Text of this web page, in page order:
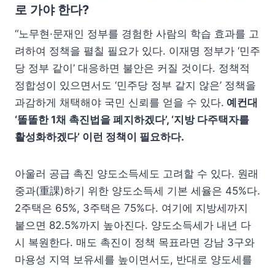
로 가야 한다?
“노무현·문재인 정부를 경험한 사람의 학습 효과를 고
려하여 정책을 펼칠 필요가 있다. 이재명 정부가 ‘민주
당 정부 같이’ 대응하면 불안은 커질 것이다. 정책적
정합성이 있으면서도 ‘민주당 정부 같지 않은’ 정책을
과감하게 채택해야 국민 신뢰를 얻을 수 있다. 예컨대
‘똘똘한 1채 촉진법을 폐지하겠다’, ‘지방 다주택자를
활성화하겠다’ 이런 정책이 필요하다.
아울러 공급 촉진 양도소득세도 고려할 수 있다. 원래
중과(重課)하기 위한 양도소득세 기본 세율은 45%다.
2주택은 65%, 3주택은 75%다. 여기에 지방세까지
붙으면 82.5%까지 높아진다. 양도소득세가 내년 다
시 복원한다. 매도 촉진이 정책 목표라면 강남 3구와
마용성 지역 보유세를 높이면서도, 반대로 양도세를